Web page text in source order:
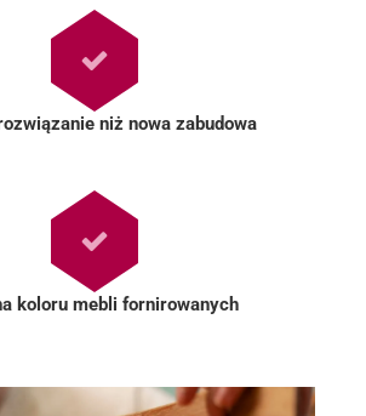
niż nowa zabudowa
koloru mebli fornirowanych